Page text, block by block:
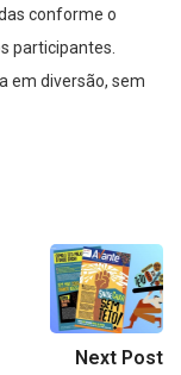
conforme o
participantes.
em diversão, sem
Next Post